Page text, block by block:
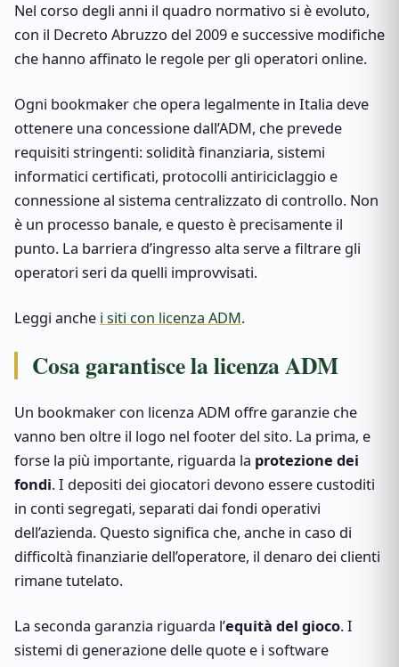
Nel corso degli anni il quadro normativo si è evoluto,
con il Decreto Abruzzo del 2009 e successive modifiche
che hanno affinato le regole per gli operatori online.
Ogni bookmaker che opera legalmente in Italia deve
ottenere una concessione dall’ADM, che prevede
requisiti stringenti: solidità finanziaria, sistemi
informatici certificati, protocolli antiriciclaggio e
connessione al sistema centralizzato di controllo. Non
è un processo banale, e questo è precisamente il
punto. La barriera d’ingresso alta serve a filtrare gli
operatori seri da quelli improvvisati.
Leggi anche i siti con licenza ADM.
Cosa garantisce la licenza ADM
Un bookmaker con licenza ADM offre garanzie che
vanno ben oltre il logo nel footer del sito. La prima, e
forse la più importante, riguarda la protezione dei
fondi. I depositi dei giocatori devono essere custoditi
in conti segregati, separati dai fondi operativi
dell’azienda. Questo significa che, anche in caso di
difficoltà finanziarie dell’operatore, il denaro dei clienti
rimane tutelato.
La seconda garanzia riguarda l’equità del gioco. I
sistemi di generazione delle quote e i software